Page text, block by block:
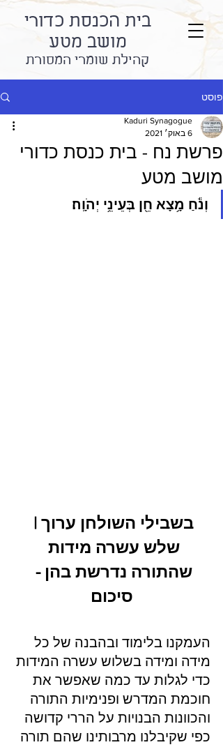
בית הכנסת כדורי
מושב מטע
קהילת שומרי המסורת
פוסט
פרשת נח - בית כנסת כדורי
מושב מטע
Kaduri Synagogue
6 באוק׳ 2021
וְנֹ֕חַ מָ֥צָא חֵ֖ן בְּעֵינֵ֥י יְהֹוָֽה׃
בשבילי השולחן ערוך |
שלש עשרה מידות
שהתורה נדרשת בהן -
סיכום
העמקנו בלימוד ובהבנה של כל
מידה ומידה בשלוש עשרה המידות
כדי לגלות עד כמה שאפשר את
חוכמת המדרש ופנימיות התורה
והכוונות הבנויות על הררי קדושה
כפי שקיבלנו מרבותינו שהם תורה